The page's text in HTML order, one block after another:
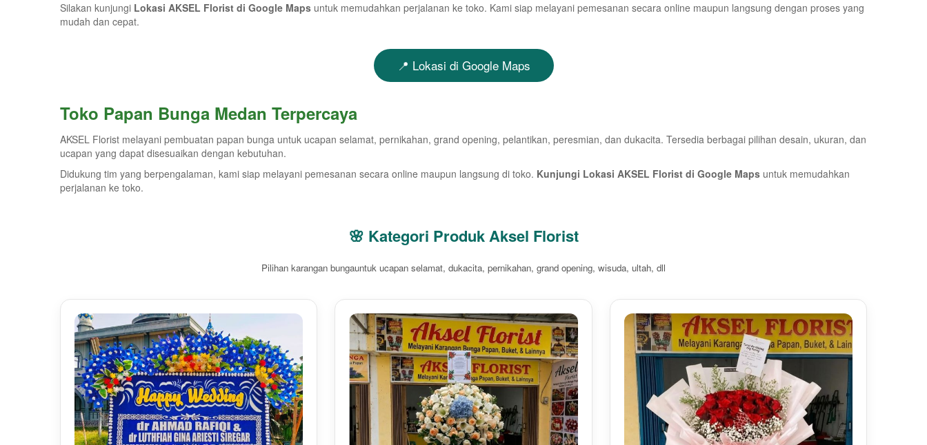
Silakan kunjungi Lokasi AKSEL Florist di Google Maps untuk memudahkan perjalanan ke toko. Kami siap melayani pemesanan secara online maupun langsung dengan proses yang
mudah dan cepat.
📍 Lokasi di Google Maps
Toko Papan Bunga Medan Terpercaya
AKSEL Florist melayani pembuatan papan bunga untuk ucapan selamat, pernikahan, grand opening, pelantikan, peresmian, dan dukacita. Tersedia berbagai pilihan desain, ukuran, dan
ucapan yang dapat disesuaikan dengan kebutuhan.
Didukung tim yang berpengalaman, kami siap melayani pemesanan secara online maupun langsung di toko. Kunjungi Lokasi AKSEL Florist di Google Maps untuk memudahkan
perjalanan ke toko.
🌸 Kategori Produk Aksel Florist
Pilihan karangan bungauntuk ucapan selamat, dukacita, pernikahan, grand opening, wisuda, ultah, dll